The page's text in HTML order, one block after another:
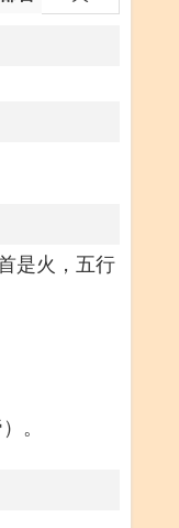
是火，五行
。